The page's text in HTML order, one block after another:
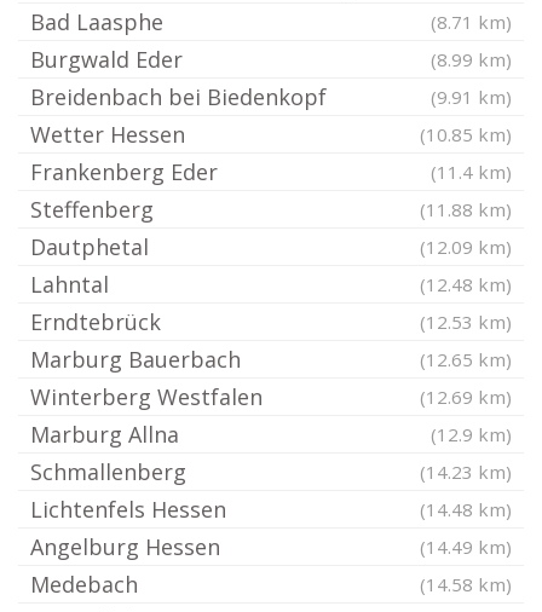
Bad Laasphe (8.71 km)
Burgwald Eder (8.99 km)
Breidenbach bei Biedenkopf (9.91 km)
Wetter Hessen (10.85 km)
Frankenberg Eder (11.4 km)
Steffenberg (11.88 km)
Dautphetal (12.09 km)
Lahntal (12.48 km)
Erndtebrück (12.53 km)
Marburg Bauerbach (12.65 km)
Winterberg Westfalen (12.69 km)
Marburg Allna (12.9 km)
Schmallenberg (14.23 km)
Lichtenfels Hessen (14.48 km)
Angelburg Hessen (14.49 km)
Medebach (14.58 km)